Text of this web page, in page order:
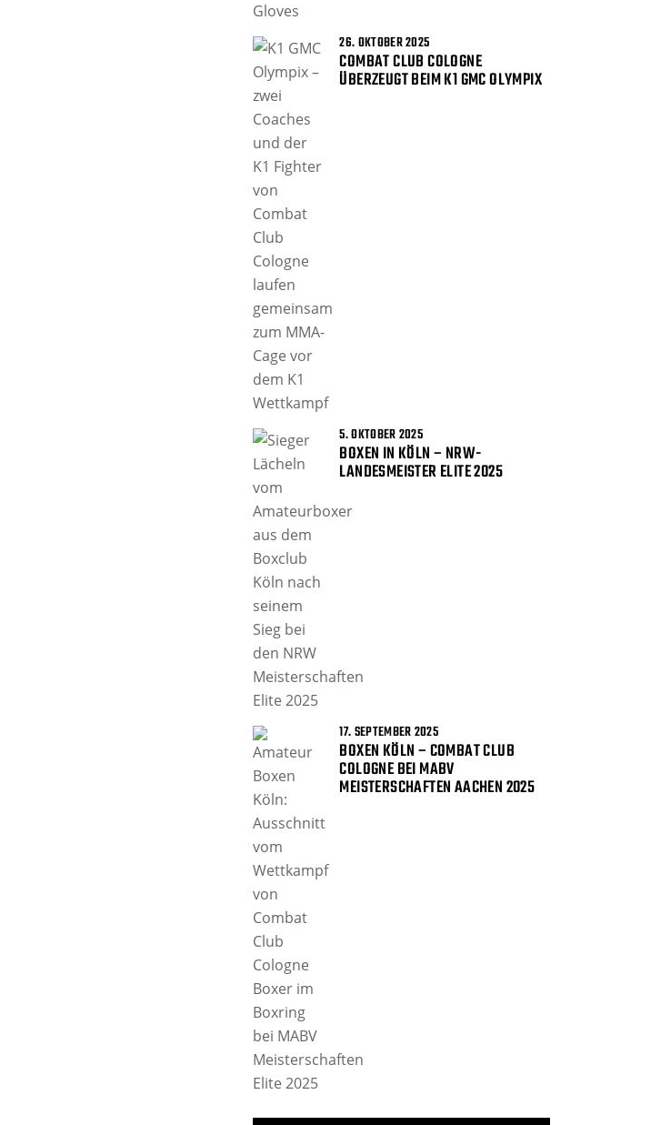
26. OKTOBER 2025
COMBAT CLUB COLOGNE
ÜBERZEUGT BEIM K1 GMC OLYMPIX
5. OKTOBER 2025
BOXEN IN KÖLN – NRW-
LANDESMEISTER ELITE 2025
17. SEPTEMBER 2025
BOXEN KÖLN – COMBAT CLUB
COLOGNE BEI MABV
MEISTERSCHAFTEN AACHEN 2025